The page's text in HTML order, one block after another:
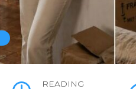
READING